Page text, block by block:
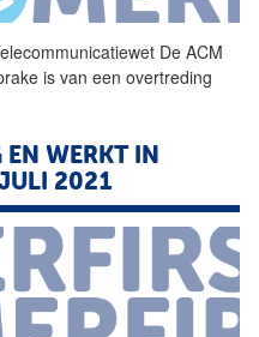
De ACM
is van een overtreding
EN WERKT IN
2021